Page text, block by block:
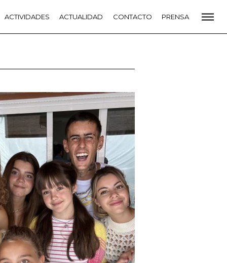
ACTIVIDADES ACTUALIDAD CONTACTO PRENSA
PREMIOS GOYA FUNDACIÓN
CONTACTO